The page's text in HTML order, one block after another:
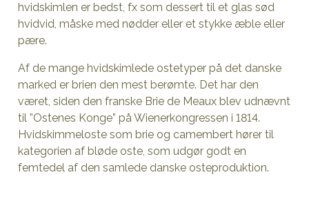
hvidskimlen er bedst, fx som dessert til et glas sød
hvidvid, måske med nødder eller et stykke æble eller
pære.
Af de mange hvidskimlede ostetyper på det danske
marked er brien den mest berømte. Det har den
været, siden den franske Brie de Meaux blev udnævnt
til ”Ostenes Konge” på Wienerkongressen i 1814.
Hvidskimmeloste som brie og camembert hører til
kategorien af bløde oste, som udgør godt en
femtedel af den samlede danske osteproduktion.